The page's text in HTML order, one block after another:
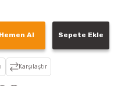
Hemen Al Sepete Ekle
Karşılaştır